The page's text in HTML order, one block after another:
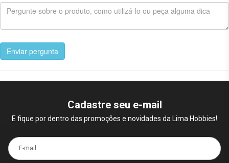
Enviar pergunta
Cadastre seu e-mail
E fique por dentro das promoções e novidades da Lima Hobbies!
E-mail